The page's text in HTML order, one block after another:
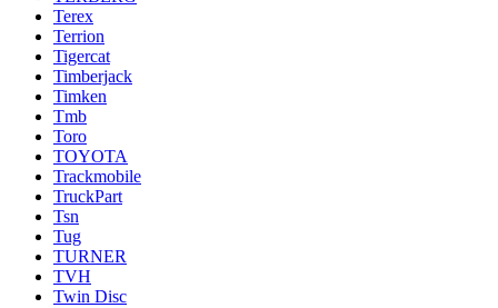
Terex
Terrion
Tigercat
Timberjack
Timken
Tmb
Toro
TOYOTA
Trackmobile
TruckPart
Tsn
Tug
TURNER
TVH
Twin Disc